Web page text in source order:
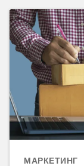
МАРКЕТИНГ